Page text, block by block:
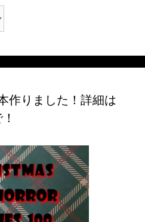
作りました！詳細は